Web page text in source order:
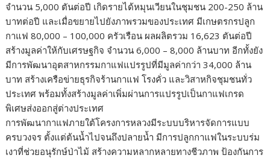
จำนวน 5,000 ตันต่อปี เกิดรายได้หมุนเวียนในชุมชน 200-250 ล้าน
บาทต่อปี และเมื่อขยายไปยังภาพรวมของประเทศ มีเกษตรกรปลูก
กาแฟ 80,000 – 100,000 ครัวเรือน ผลผลิตรวม 16,623 ตันต่อปี
สร้างมูลค่าให้กับเศรษฐกิจ จำนวน 6,000 – 8,000 ล้านบาท อีกทั้งยัง
มีการพัฒนาอุตสาหกรรมกาแฟแปรรูปที่มีมูลค่ากว่า 34,000 ล้าน
บาท สร้างเครือข่ายธุรกิจร้านกาแฟ โรงคั่ว และวิสาหกิจชุมชนทั่ว
ประเทศ พร้อมทั้งสร้างมูลค่าเพิ่มผ่านการแปรรูปเป็นกาแฟเกรด
พิเศษส่งออกสู่ต่างประเทศ
การพัฒนากาแฟภายใต้โครงการหลวงมีระบบบริหารจัดการแบบ
ครบวงจร ตั้งแต่ต้นน้ำไปจนถึงปลายน้ำ มีการปลูกกาแฟในระบบร่ม
เงาที่ช่วยอนุรักษ์ป่าไม้ สร้างความหลากหลายทางชีวภาพ ป้องกันการ